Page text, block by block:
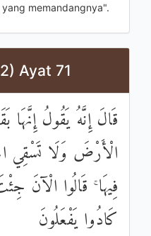
memandangnya".
Ayat 71
قَالَ إِنَّهُ يَقُولُ إِنَّهَا
الْأَرْضَ وَلَا تَسْقِي
فِيهَا ۚ قَالُوا الْآنَ
كَادُوا يَفْعَلُونَ